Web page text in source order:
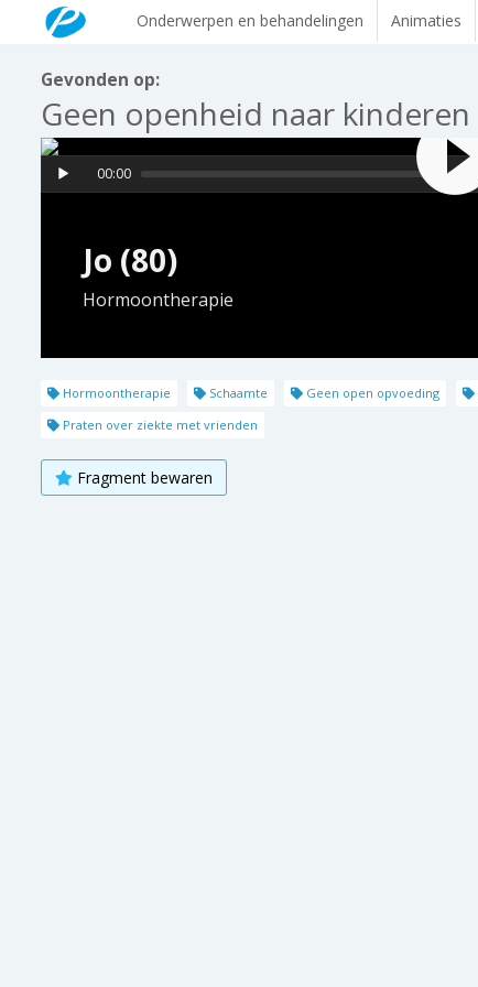
Onderwerpen en behandelingen Animaties
Gevonden op:
Geen openheid naar kinderen
Jo (80)
Hormoontherapie
00:00
Hormoontherapie Schaamte Geen open opvoeding
Praten over ziekte met vrienden
Fragment bewaren